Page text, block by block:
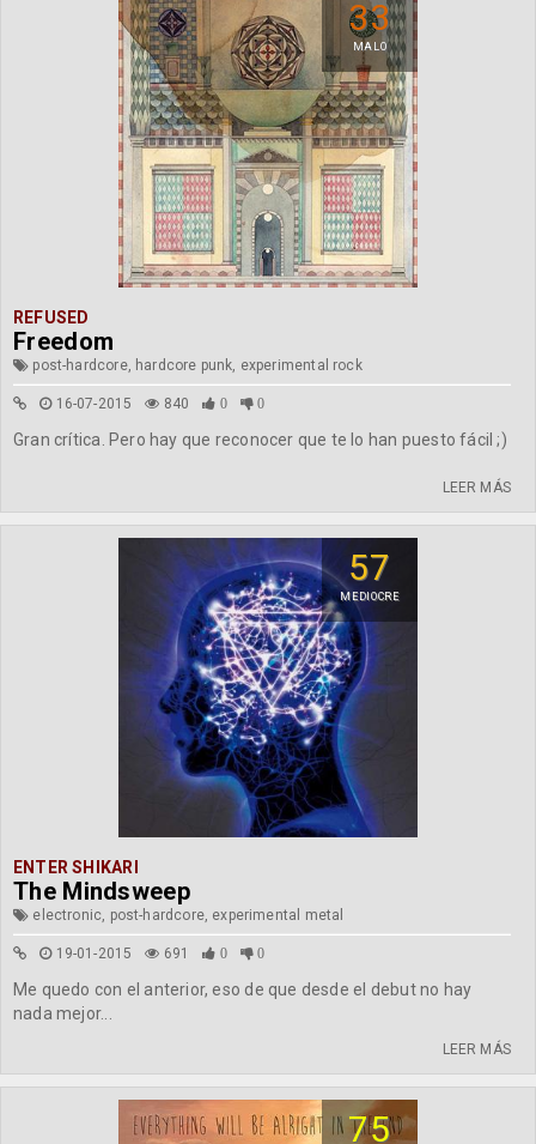
33
MALO
REFUSED
Freedom
post-hardcore, hardcore punk, experimental rock
16-07-2015 840 0 0
Gran crítica. Pero hay que reconocer que te lo han puesto fácil ;)
LEER MÁS
57
MEDIOCRE
ENTER SHIKARI
The Mindsweep
electronic, post-hardcore, experimental metal
19-01-2015 691 0 0
Me quedo con el anterior, eso de que desde el debut no hay
nada mejor...
LEER MÁS
75